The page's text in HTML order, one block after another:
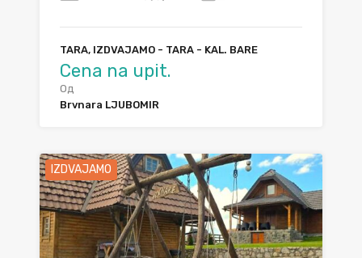
TARA, IZDVAJAMO - TARA - KAL. BARE
Cena na upit.
Од
Brvnara LJUBOMIR
IZDVAJAMO